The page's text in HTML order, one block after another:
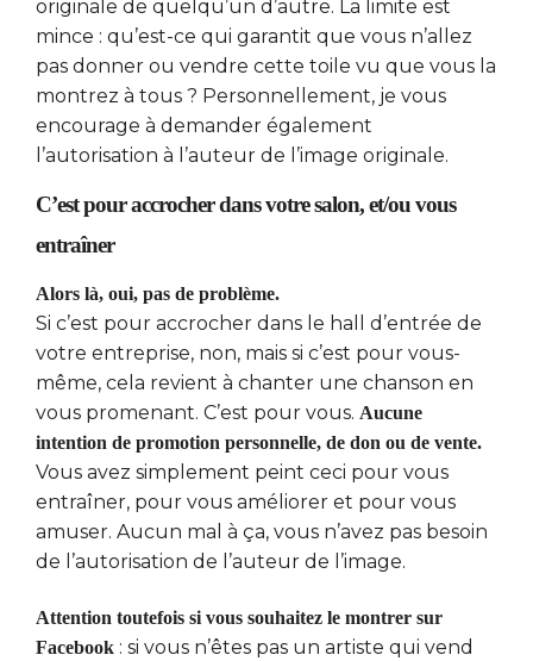
originale de quelqu’un d’autre. La limite est
mince : qu’est-ce qui garantit que vous n’allez
pas donner ou vendre cette toile vu que vous la
montrez à tous ? Personnellement, je vous
encourage à demander également
l’autorisation à l’auteur de l’image originale.
C’est pour accrocher dans votre salon, et/ou vous
entraîner
Alors là, oui, pas de problème.
Si c’est pour accrocher dans le hall d’entrée de
votre entreprise, non, mais si c’est pour vous-
même, cela revient à chanter une chanson en
vous promenant. C’est pour vous. Aucune
intention de promotion personnelle, de don ou de vente.
Vous avez simplement peint ceci pour vous
entraîner, pour vous améliorer et pour vous
amuser. Aucun mal à ça, vous n’avez pas besoin
de l’autorisation de l’auteur de l’image.
Attention toutefois si vous souhaitez le montrer sur
Facebook : si vous n’êtes pas un artiste qui vend